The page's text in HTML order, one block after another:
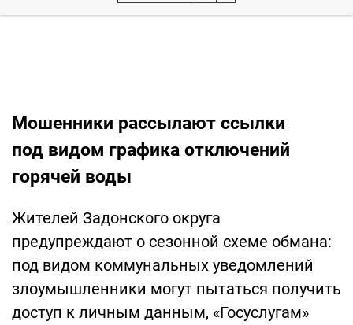
Мошенники рассылают ссылки
под видом графика отключений
горячей воды
Жителей Задонского округа
предупреждают о сезонной схеме обмана:
под видом коммунальных уведомлений
злоумышленники могут пытаться получить
доступ к личным данным, «Госуслугам»